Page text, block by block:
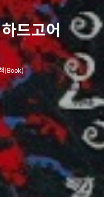
드고어
(Book)